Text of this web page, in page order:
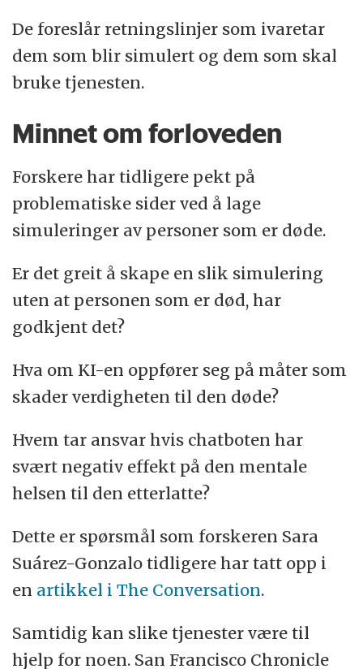
De foreslår retningslinjer som ivaretar
dem som blir simulert og dem som skal
bruke tjenesten.
Minnet om forloveden
Forskere har tidligere pekt på
problematiske sider ved å lage
simuleringer av personer som er døde.
Er det greit å skape en slik simulering
uten at personen som er død, har
godkjent det?
Hva om KI-en oppfører seg på måter som
skader verdigheten til den døde?
Hvem tar ansvar hvis chatboten har
svært negativ effekt på den mentale
helsen til den etterlatte?
Dette er spørsmål som forskeren Sara
Suárez-Gonzalo tidligere har tatt opp i
en artikkel i The Conversation.
Samtidig kan slike tjenester være til
hjelp for noen. San Francisco Chronicle